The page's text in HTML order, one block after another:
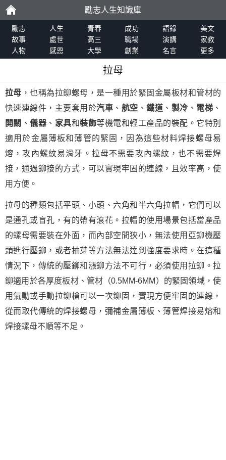
勵
志
勵志人生知識庫
勵志 人生 青春 成功 語錄
美文
故事
處世 高三 職場 演講
家教
人物
感恩 大學 創業 名言 更多
拉母
拉母 ，也稱為拉鉚螺母，是一種用於緊固金屬板材和管材的
快速連線件，主要套用於汽車 、 航空 、鐵道 、 製冷、 電梯 、
開關 、儀器 、 家具和裝飾等機電和輕工產品的裝配。它特別
適用於金屬薄板和薄管的緊固，因為這些材料焊接螺母易
熔，攻內螺紋易滑牙。拉母不需要攻內螺紋，也不需要焊
接，通過鉚接的方式，可以實現牢固的連線，且效率高，使
用方便。
拉母的種類包括平頭、小頭、六角和半六角拉帽，它們可以
是通孔或盲孔，有的帶有滾花。拉帽的使用場景包括當產品
的螺母需要裝在外面，而內部空間狹小，無法使用亞鉚機壓
頭進行壓鉚，或者抽芽等方法無法達到強度要求時。在這種
情況下，傳統的壓鉚和漲鉚方法不可行，必須使用拉鉚。拉
鉚適用於各厚度板材、管材（0.5MM-6MM）的緊固領域，使
用氣動或手動拉鉚槍可以一次鉚固，實現方便牢固的連線，
從而取代傳統的焊接螺母，彌補金屬薄板、薄管焊接易熔和
焊接螺母不順等不足。